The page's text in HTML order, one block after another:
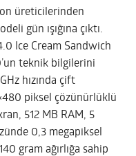
üreticilerinden
gün ışığına çıktı.
Ice Cream Sandwich
teknik bilgilerini
hızında çift
piksel çözünürlüklü
512 MB RAM, 5
0,3 megapiksel
gram ağırlığa sahip